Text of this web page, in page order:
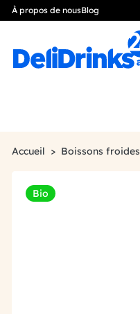
À propos de nousBlog
Accueil Boissons froides
Bio